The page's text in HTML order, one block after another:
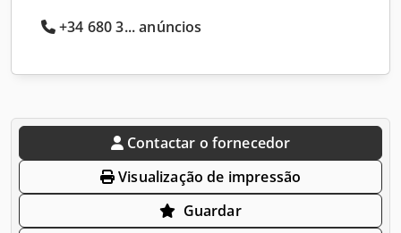
+34 680 3... anúncios
Contactar o fornecedor
Visualização de impressão
Guardar